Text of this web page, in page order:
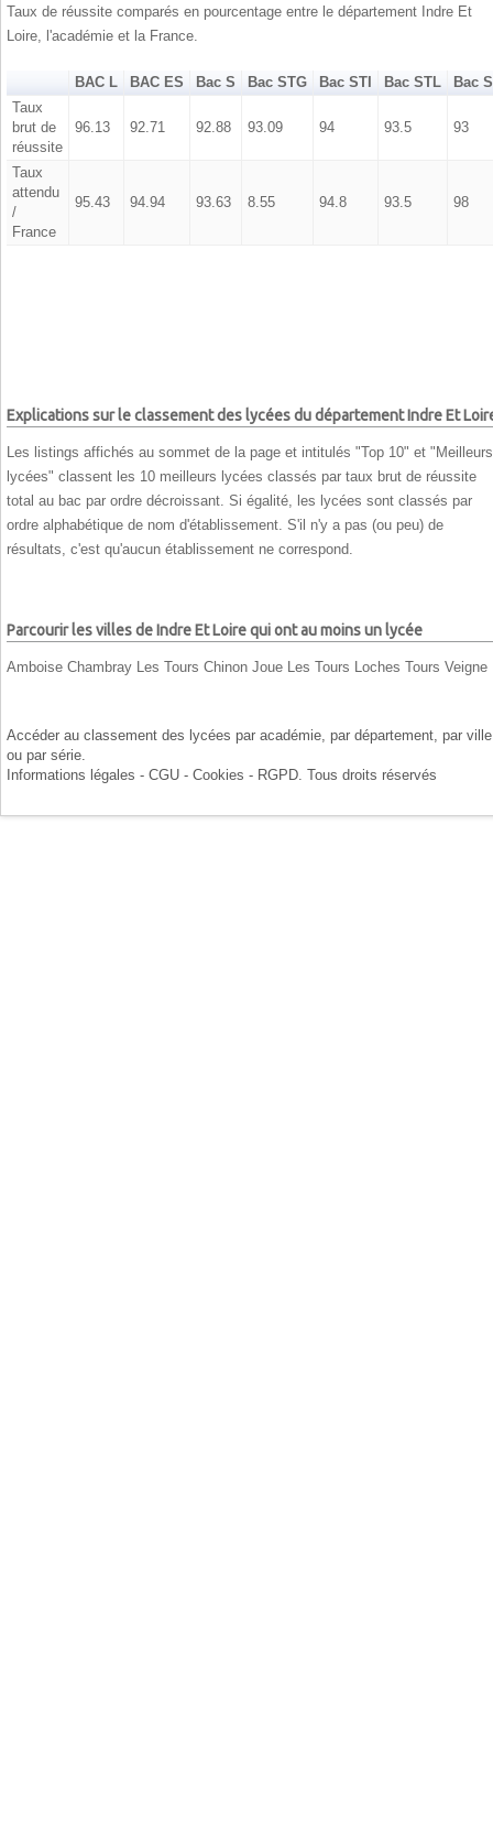
Taux de réussite comparés en pourcentage entre le département Indre Et
Loire, l'académie et la France.
BAC L BAC ES Bac S Bac STG Bac STI Bac STL
Bac
Taux
brut de
réussite
96.13 92.71 92.88 93.09 94 93.5 93
Taux
attendu
/
France
95.43 94.94 93.63 8.55 94.8 93.5 98
Explications sur le classement des lycées du département Indre Et
Les listings affichés au sommet de la page et intitulés "Top 10" et "Meilleurs
lycées" classent les 10 meilleurs lycées classés par taux brut de réussite
total au bac par ordre décroissant. Si égalité, les lycées sont classés par
ordre alphabétique de nom d'établissement. S'il n'y a pas (ou peu) de
résultats, c'est qu'aucun établissement ne correspond.
Parcourir les villes de Indre Et Loire qui ont au moins un lycée
Amboise Chambray Les Tours Chinon Joue Les Tours Loches Tours Veigne
Accéder au classement des lycées par académie , par département , par ville
ou par série
Informations légales - CGU - Cookies - RGPD . Tous droits réservés